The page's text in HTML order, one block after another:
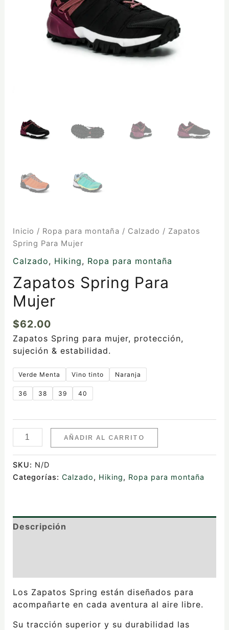
Inicio / Ropa para montaña / Calzado / Zapatos
Spring Para Mujer
Calzado, Hiking, Ropa para montaña
Zapatos Spring Para
Mujer
$62.00
Zapatos Spring para mujer, protección,
sujeción & estabilidad.
Verde Menta Vino tinto Naranja
36 38 39 40
AÑADIR AL CARRITO
SKU: N/D
Categorías: Calzado, Hiking, Ropa para montaña
Descripción
Los Zapatos Spring están diseñados para
acompañarte en cada aventura al aire libre.
Su tracción superior y su durabilidad las